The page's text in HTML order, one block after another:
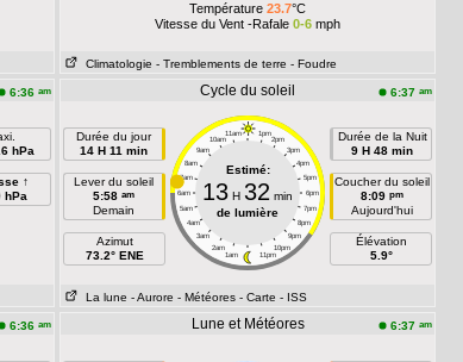
Température 23.7°C
Vitesse du Vent -Rafale 0-6 mph
Climatologie - Tremblements de terre - Foudre
6:36 am
hPa
↑
hPa
Cycle du soleil 6:37 am
Durée du jour
14 H 11 min
Lever du soleil
5:58 am
Demain
Azimut
73.2° ENE
11am 1pm
10am 2pm
9am 3pm
8am 4pm
7am 5pm
6am 6pm
5am 7pm
4am 8pm
3am 9pm
2am 10pm
1am 11pm
Estimé:
13 H 32 min
de lumière
Durée de la Nuit
9 H 48 min
Coucher du soleil
8:09 pm
Aujourd'hui
Élévation
5.9°
La lune - Aurore - Météores - Carte - ISS
6:36 am Lune et Météores 6:37 am